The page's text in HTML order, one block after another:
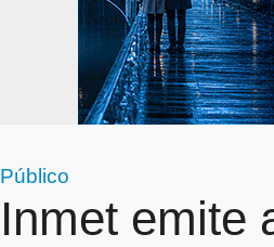
Público
Inmet emite